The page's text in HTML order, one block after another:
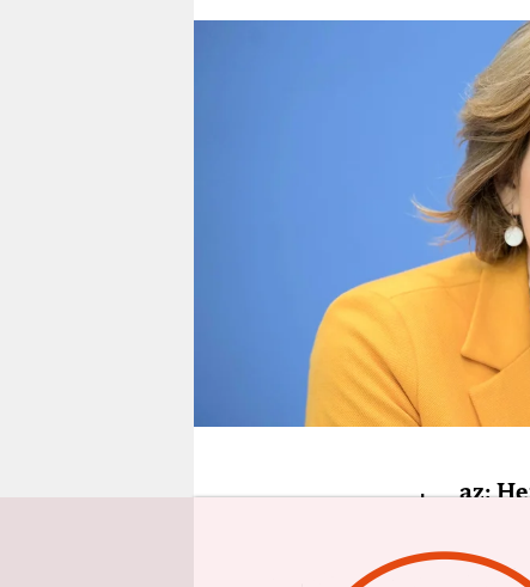
verlag
genossenschaft
epaper login
t az: